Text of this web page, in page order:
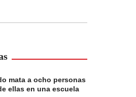
mata a ocho personas
ellas en una escuela